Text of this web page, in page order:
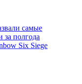
самые
за полгода
Six Siege